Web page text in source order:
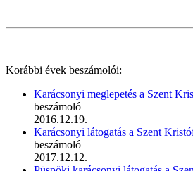
Korábbi évek beszámolói:
Karácsonyi meglepetés a Szent
beszámoló
2016.12.19.
Karácsonyi látogatás a Szent
beszámoló
2017.12.12.